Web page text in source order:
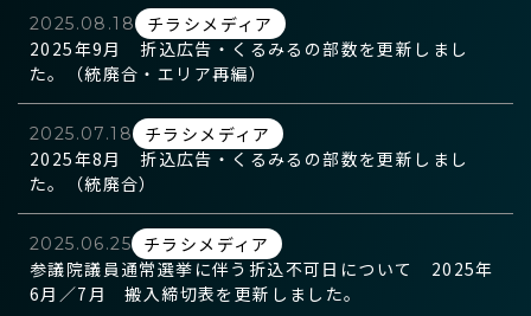
2025.08.18
チラシメディア
2025年9月 折込広告・くるみるの部数を更新しまし
た。（統廃合・エリア再編）
2025.07.18
チラシメディア
2025年8月 折込広告・くるみるの部数を更新しまし
た。（統廃合）
2025.06.25
チラシメディア
参議院議員通常選挙に伴う折込不可日について 2025年
6月／7月 搬入締切表を更新しました。